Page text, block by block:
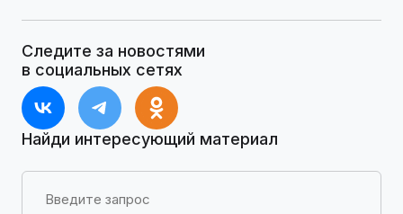
Следите за новостями
в социальных сетях
Найди интересующий материал